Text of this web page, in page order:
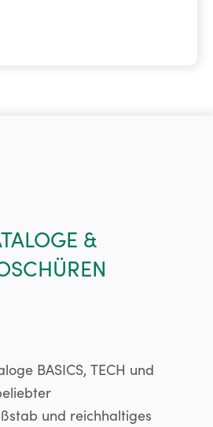
&
BASICS, TECH und
und reichhaltiges